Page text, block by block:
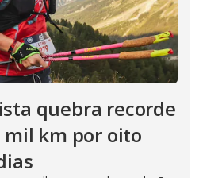
quebra recorde
mil km por oito